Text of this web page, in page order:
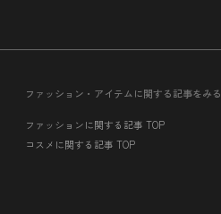
ファッション・アイテムに関する記事をみる
ファッションに関する記事 TOP
コスメに関する記事 TOP